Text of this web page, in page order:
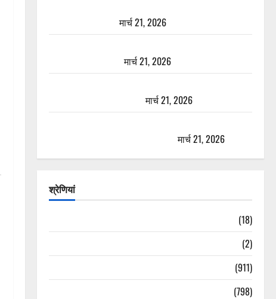
मार्च 21, 2026
मार्च 21, 2026
मार्च 21, 2026
मार्च 21, 2026
श्रेणियां
(18)
(2)
(911)
(798)